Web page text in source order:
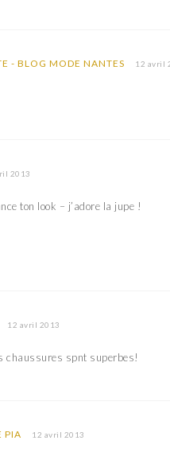
- BLOG MODE NANTES 12 avril
2013
ton look – j’adore la jupe !
12 avril 2013
chaussures spnt superbes!
PIA 12 avril 2013